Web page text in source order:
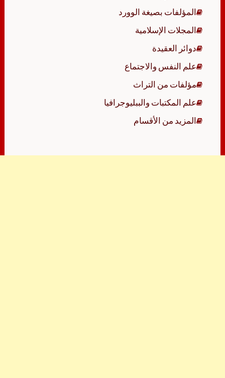
المؤلفات بصيغة الوورد
المجلات الإسلامية
دوائر العقيدة
علم النفس والاجتماع
مؤلفات من التراث
علم المكتبات والببليوجرافيا
المزيد من الأقسام